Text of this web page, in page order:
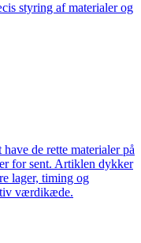
styring af materialer og
de rette materialer på
for sent. Artiklen dykker
lager, timing og
værdikæde.